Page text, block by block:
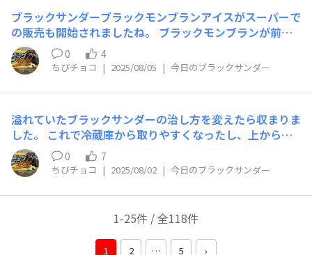
ブラックサンダーブラックモンブランアイスがスーパーで
の販売も開始されましたね。 ブラックモンブランが前回
コラボしたアイス(ノーコーヒー)は福岡の企業なのに家の
近くのトライアル(福岡発のスーパー)では販売してなかっ
たけどブラックサンダーブラックモンブランは売ってまし
た😊 やっぱりコンビニで買うよりスーパーの方が安いで
0 4
ちびチョコ | 2025/08/05 | 今日のブラックサンダー
溢れていたブラックサンダーの治し方を変えたら収まりま
した。 これで冷蔵庫から取りやすくなったし、上から見
たらパッケージの色でどの味かが一目瞭然。 選びやすく
なったから整理した甲斐がありました😊
0 7
ちびチョコ | 2025/08/02 | 今日のブラックサンダー
1-25件 / 全118件
1 2 … 5 ›